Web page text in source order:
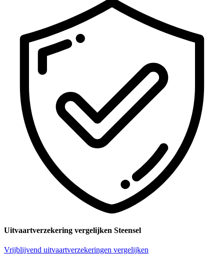
Uitvaartverzekering vergelijken Steensel
Vrijblijvend uitvaartverzekeringen vergelijken